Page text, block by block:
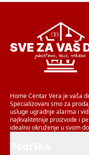
Home Centar Vera je vaša
Specializovani smo za
usluge ugradnje alarma i
najkvalitetnije proizvode i
idealno okruženje u svom